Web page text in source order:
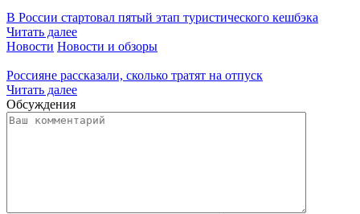
В России стартовал пятый этап туристического кешбэка
Читать далее
Новости Новости и обзоры
Россияне рассказали, сколько тратят на отпуск
Читать далее
Обсуждения